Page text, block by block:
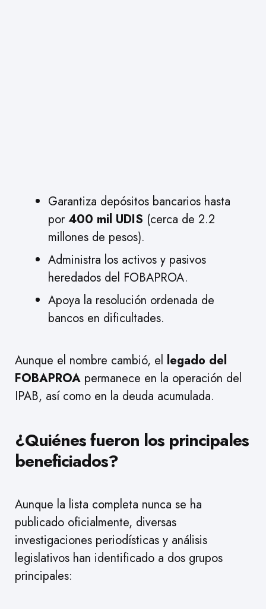
Garantiza depósitos bancarios hasta
por 400 mil UDIS (cerca de 2.2
millones de pesos).
Administra los activos y pasivos
heredados del FOBAPROA.
Apoya la resolución ordenada de
bancos en dificultades.
Aunque el nombre cambió, el legado del
FOBAPROA permanece en la operación del
IPAB, así como en la deuda acumulada.
¿Quiénes fueron los principales
beneficiados?
Aunque la lista completa nunca se ha
publicado oficialmente, diversas
investigaciones periodísticas y análisis
legislativos han identificado a dos grupos
principales: